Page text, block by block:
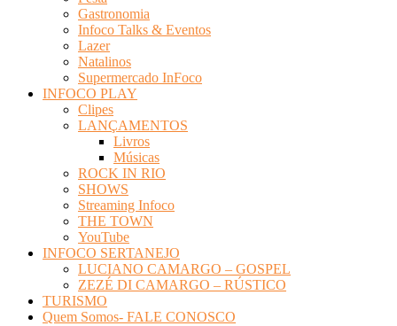
Gastronomia
Infoco Talks & Eventos
Lazer
Natalinos
Supermercado InFoco
INFOCO PLAY
Clipes
LANÇAMENTOS
Livros
Músicas
ROCK IN RIO
SHOWS
Streaming Infoco
THE TOWN
YouTube
INFOCO SERTANEJO
LUCIANO CAMARGO – GOSPEL
ZEZÉ DI CAMARGO – RÚSTICO
TURISMO
Quem Somos- FALE CONOSCO